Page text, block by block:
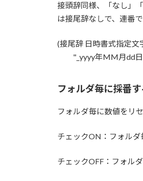
接頭辞同様、「なし」
は接尾辞なしで、連番
(接尾辞 日時書式指定
"_yyyy年MM月dd日"
フォルダ毎に採番す
フォルダ毎に数値をリ
チェックON：フォルダ
チェックOFF：フォル